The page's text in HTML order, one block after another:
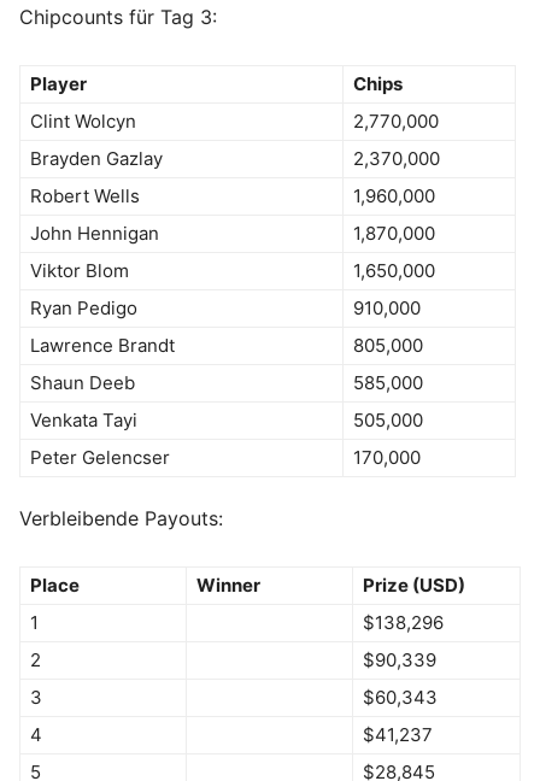
Chipcounts für Tag 3:
Player
Chips
Clint Wolcyn
2,770,000
Brayden Gazlay
2,370,000
Robert Wells
1,960,000
John Hennigan
1,870,000
Viktor Blom
1,650,000
Ryan Pedigo
910,000
Lawrence Brandt
805,000
Shaun Deeb
585,000
Venkata Tayi
505,000
Peter Gelencser
170,000
Verbleibende Payouts:
Place Winner
Prize (USD)
1
$138,296
2
$90,339
3
$60,343
4
$41,237
5
$28,845